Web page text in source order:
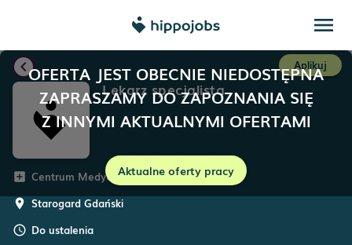
menu
OFERTA JEST OBECNIE NIEDOSTĘPNA
ZAPRASZAMY DO ZAPOZNANIA SIĘ
Z INNYMI AKTUALNYMI OFERTAMI
Aktualne oferty pracy
chevron_left Aplikuj
Lekarz specjalista
add_box Centrum Medyczne POLMED
room Starogard Gdański
schedule Do ustalenia